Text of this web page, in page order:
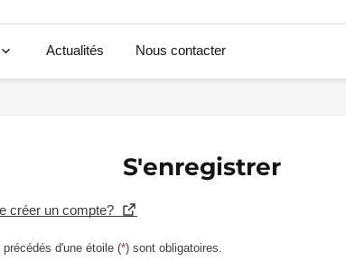
Actualités Nous contacter
S'enregistrer
créer un compte?
d'une étoile (*) sont obligatoires.